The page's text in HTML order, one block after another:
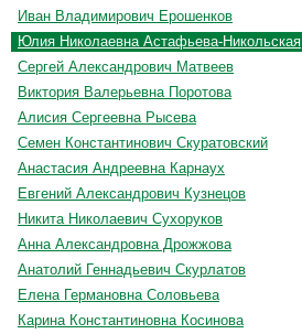
Иван Владимирович Ерошенков
Юлия Николаевна Астафьева-Никольская
Сергей Александрович Матвеев
Виктория Валерьевна Поротова
Алисия Сергеевна Рысева
Семен Константинович Скуратовский
Анастасия Андреевна Карнаух
Евгений Александрович Кузнецов
Никита Николаевич Сухоруков
Анна Александровна Дрожжова
Анатолий Геннадьевич Скурлатов
Елена Германовна Соловьева
Карина Константиновна Косинова